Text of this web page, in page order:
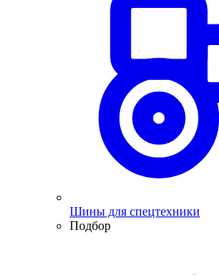
Шины для спецтехники
Подбор